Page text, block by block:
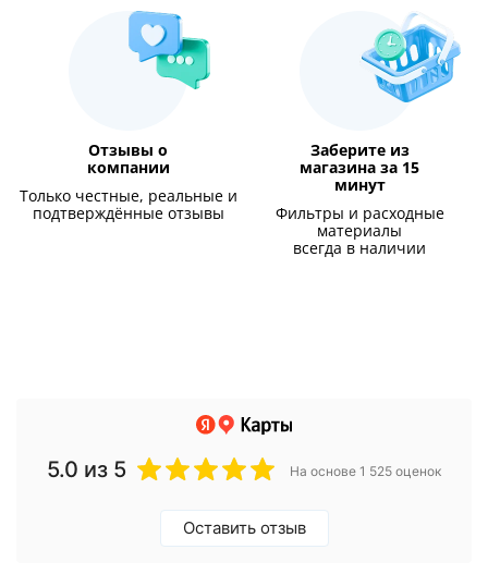
Отзывы о
компании
Только честные, реальные и
подтверждённые отзывы
Заберите из
магазина за 15
минут
Фильтры и расходные
материалы
всегда в наличии
5.0 из 5 На основе 1 525 оценок
Оставить отзыв